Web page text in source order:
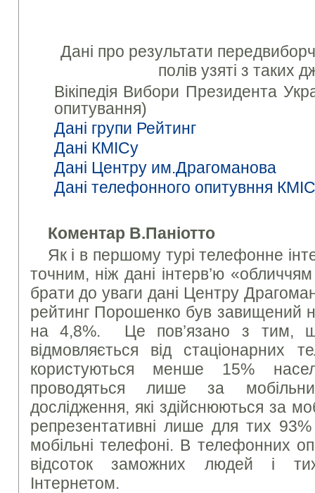
Дані про результати
полів узяті з таких
Вікіпедія Вибори Президента
опитування)
Дані групи Рейтинг
Дані КМІСу
Дані Центру им.Драгоманова
Дані телефонного опитувння КМІС
Коментар В.Паніотто
Як і в першому турі телефонне
точним, ніж дані інтерв’ю
брати до уваги дані Центру
рейтинг Порошенко був завищений
на 4,8%. Це пов’язано з тим,
відмовляється від стаціонарних
користуються менше 15%
проводяться лише за
дослідження, які здійснюються за
репрезентативні лише для тих
мобільні телефоні. В телефонних
відсоток заможних людей і
Інтернетом.